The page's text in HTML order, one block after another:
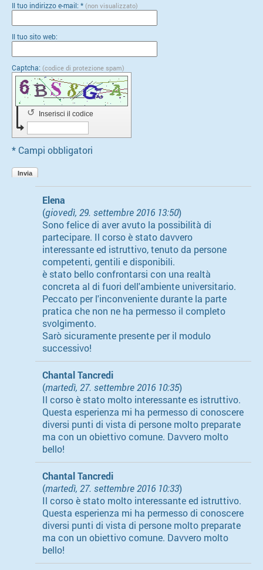
Il tuo indirizzo e-mail: * (non visualizzato)
Il tuo sito web:
Captcha: (codice di protezione spam)
Inserisci il codice
↺
* Campi obbligatori
Invia
Elena
(giovedì, 29. settembre 2016 13:50)
Sono felice di aver avuto la possibilità di
partecipare. Il corso è stato davvero
interessante ed istruttivo, tenuto da persone
competenti, gentili e disponibili.
è stato bello confrontarsi con una realtà
concreta al di fuori dell'ambiente universitario.
Peccato per l'inconveniente durante la parte
pratica che non ne ha permesso il completo
svolgimento.
Sarò sicuramente presente per il modulo
successivo!
Chantal Tancredi
(martedì, 27. settembre 2016 10:35)
Il corso è stato molto interessante es istruttivo.
Questa esperienza mi ha permesso di conoscere
diversi punti di vista di persone molto preparate
ma con un obiettivo comune. Davvero molto
bello!
Chantal Tancredi
(martedì, 27. settembre 2016 10:33)
Il corso è stato molto interessante ed istruttivo.
Questa esperienza mi ha permesso di conoscere
diversi punti di vista di persone molto preparate
ma con un obiettivo comune. Davvero molto
bello!